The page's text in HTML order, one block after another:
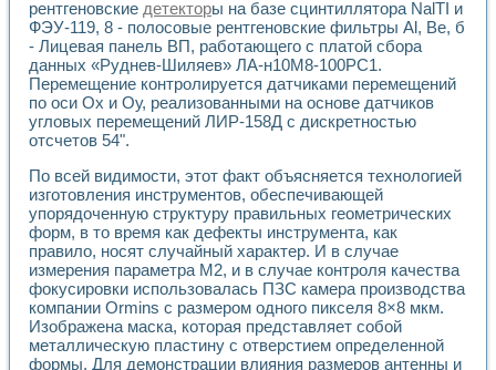
Исследование эффективности решателей
Опыт разработки LabVIEW лабораторных практикумов
Проблемы повышения качества образования и
Развитие LabVIEW лабораторного практикума по
Разработка виртуальной лаборатории по электротехнике
Усовершенствованные алгоритмы частотного анализа
Об опыте работы учебного центра «Технологии
Технологии NI в магистерской программе «Прикладная
Система диагностики двигателей постоянного тока
Автоматизированный стенд формирования
Лабораторный практикум по курсу ИИС на базе
Партнеры
Академические и отраслевые институты
Учебные заведения
Бизнес
Контакты
рентгеновские детекторы на базе сцинтиллятора NalTI и
ФЭУ-119, 8 - полосовые рентгеновские фильтры Al, Be, б
- Лицевая панель ВП, работающего с платой сбора
данных «Руднев-Шиляев» ЛА-н10М8-100РС1.
Перемещение контролируется датчиками перемещений
по оси Ох и Оу, реализованными на основе датчиков
угловых перемещений ЛИР-158Д с дискретностью
отсчетов 54".
По всей видимости, этот факт объясняется технологией
изготовления инструментов, обеспечивающей
упорядоченную структуру правильных геометрических
форм, в то время как дефекты инструмента, как
правило, носят случайный характер. И в случае
измерения параметра М2, и в случае контроля качества
фокусировки использовалась ПЗС камера производства
компании Ormins с размером одного пикселя 8×8 мкм.
Изображена маска, которая представляет собой
металлическую пластину с отверстием определенной
формы. Для демонстрации влияния размеров антенны и